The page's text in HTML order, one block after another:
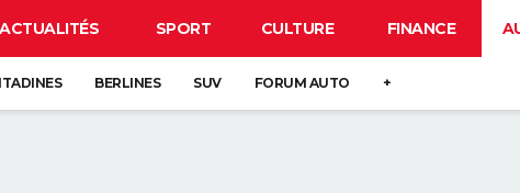
ACTUALITÉS SPORT CULTURE FINANCE
BERLINES SUV FORUM AUTO +